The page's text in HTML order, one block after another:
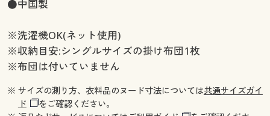
●中国製
※洗濯機OK(ネット使用)
※収納目安:シングルサイズの掛け布団1枚
※布団は付いていません
※ サイズの測り方、衣料品のヌード寸法については共通サイズガイ
ド
をご確認ください。